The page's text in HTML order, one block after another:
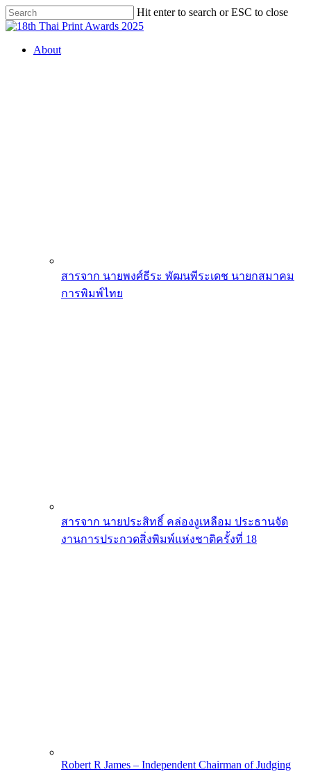
Skip
to
content
Hit enter to search or ESC to close
Close
search
Menu About
สารจาก นายพงศ์ธีระ พัฒนพีระเดช นายกสมาคม
การพิมพ์ไทย
สารจาก นายประสิทธิ์ คล่องงูเหลือม ประธานจัด
งานการประกวดสิ่งพิมพ์แห่งชาติครั้งที่ 18
Robert R James – Independent Chairman of Judging